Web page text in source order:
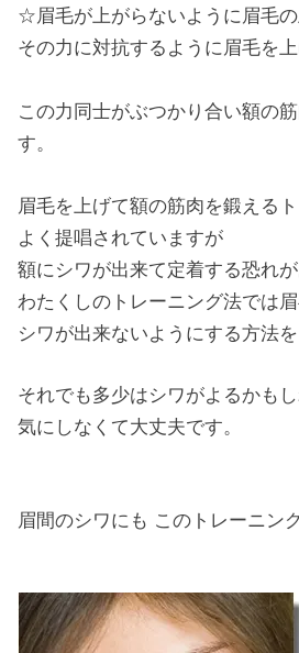
☆眉毛が上がらないように眉毛
その力に対抗するように眉毛を上
この力同士がぶつかり合い額の
す。
眉毛を上げて額の筋肉を鍛える
よく提唱されていますが
額にシワが出来て定着する恐れ
わたくしのトレーニング法では
シワが出来ないようにする方法を
それでも多少はシワがよるかも
気にしなくて大丈夫です。
眉間のシワにも このトレーニン